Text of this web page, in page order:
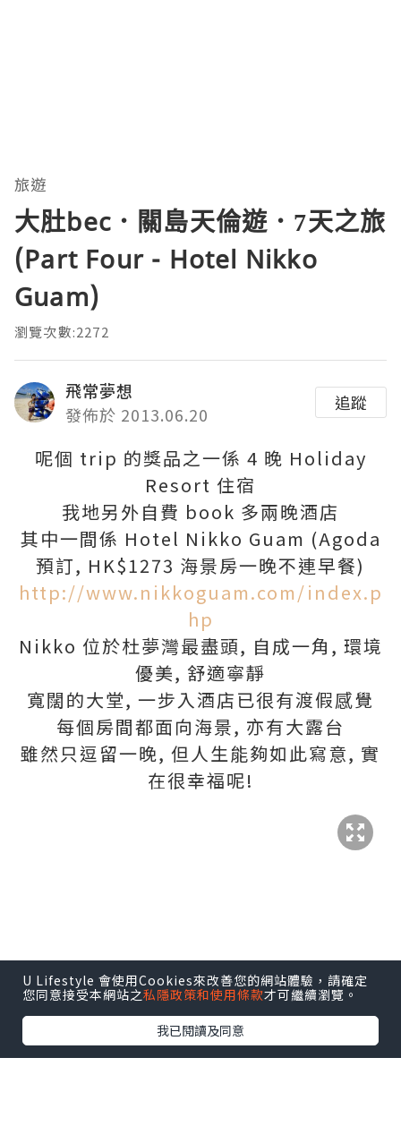
旅遊
大肚bec．關島天倫遊．7天之旅
(Part Four - Hotel Nikko
Guam)
瀏覽次數:2272
飛常夢想
發佈於 2013.06.20
追蹤
呢個 trip 的獎品之一係 4 晚 Holiday
Resort 住宿
我地另外自費 book 多兩晚酒店
其中一間係 Hotel Nikko Guam (Agoda
預訂, HK$1273 海景房一晚不連早餐)
http://www.nikkoguam.com/index.p
hp
Nikko 位於杜夢灣最盡頭, 自成一角, 環境
優美, 舒適寧靜
寬闊的大堂, 一步入酒店已很有渡假感覺
每個房間都面向海景, 亦有大露台
雖然只逗留一晚, 但人生能夠如此寫意, 實
在很幸福呢!
U Lifestyle 會使用Cookies來改善您的網站體驗，請確定
您同意接受本網站之私隱政策和使用條款才可繼續瀏覽。
我已閱讀及同意